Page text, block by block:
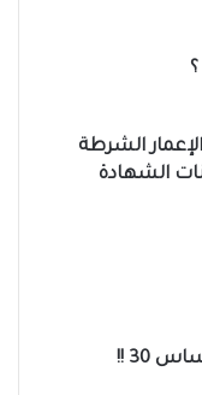
الشرطة
الشهادة